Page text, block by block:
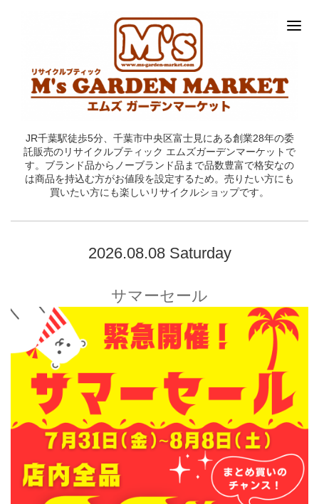
JR千葉駅徒歩5分、千葉市中央区富士見にある創業28年の委
託販売のリサイクルブティック エムズガーデンマーケットで
す。ブランド品からノーブランド品まで品数豊富で格安なの
は商品を持込む方がお値段を設定するため。売りたい方にも
買いたい方にも楽しいリサイクルショップです。
2026.08.08 Saturday
サマーセール